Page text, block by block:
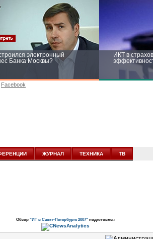
электронный
Банка Москвы?
ИКТ в
новых
Facebook
ЖУРНАЛ ТЕХНИКА ТВ
Обзор "ИТ в Санкт-Петербурге 2007" подготовлен